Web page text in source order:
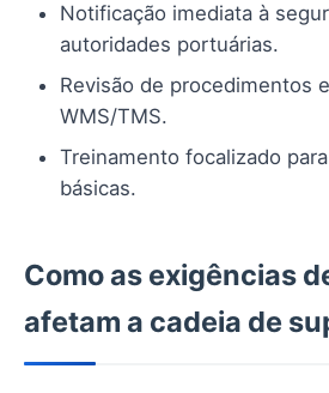
Notificação imediata à
autoridades portuárias.
Revisão de procedimentos
WMS/TMS.
Treinamento focalizado
básicas.
Como as exigências
afetam a cadeia de